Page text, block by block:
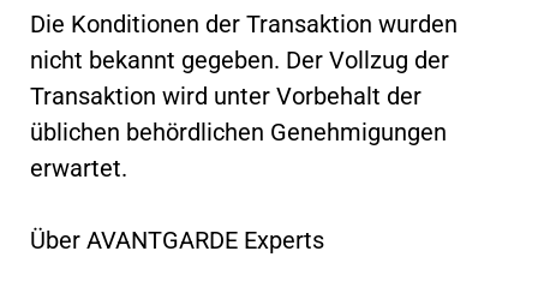
Die Konditionen der Transaktion wurden
nicht bekannt gegeben. Der Vollzug der
Transaktion wird unter Vorbehalt der
üblichen behördlichen Genehmigungen
erwartet.
Über AVANTGARDE Experts